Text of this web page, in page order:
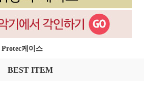
Protec케이스
BEST ITEM